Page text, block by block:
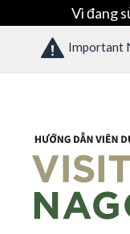
Vì đang
Important